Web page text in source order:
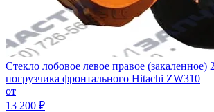
Стекло лобовое левое правое (закаленное)
погрузчика фронтального Hitachi ZW310
от
13 200 ₽